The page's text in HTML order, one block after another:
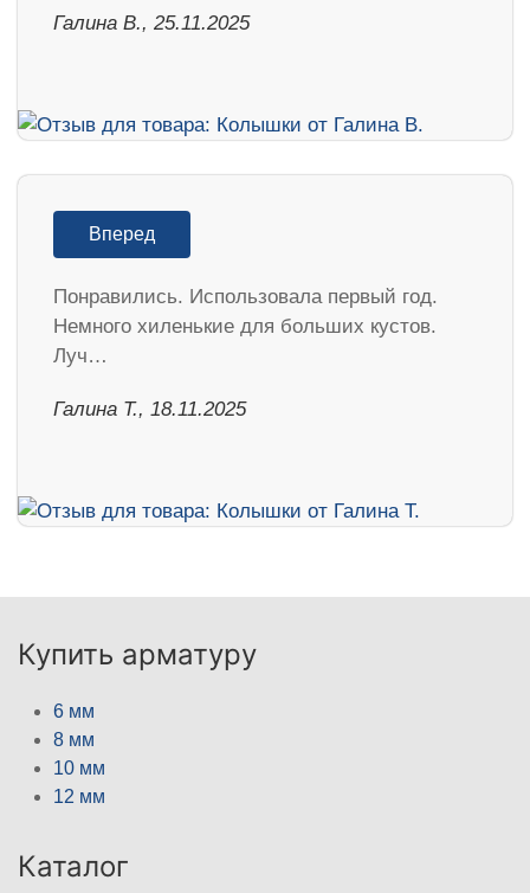
Галина В., 25.11.2025
Вперед
Понравились. Использовала первый год.
Немного хиленькие для больших кустов.
Луч…
Галина Т., 18.11.2025
Купить арматуру
6 мм
8 мм
10 мм
12 мм
Каталог